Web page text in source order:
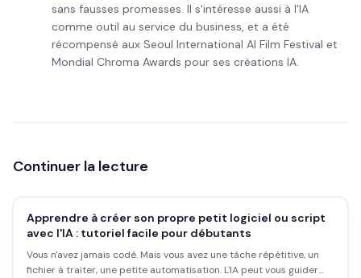
sans fausses promesses. Il s'intéresse aussi à l'IA
comme outil au service du business, et a été
récompensé aux Seoul International AI Film Festival et
Mondial Chroma Awards pour ses créations IA.
Continuer la lecture
Apprendre à créer son propre petit logiciel ou script
avec l'IA : tutoriel facile pour débutants
Vous n'avez jamais codé. Mais vous avez une tâche répétitive, un
fichier à traiter, une petite automatisation. L'IA peut vous guider